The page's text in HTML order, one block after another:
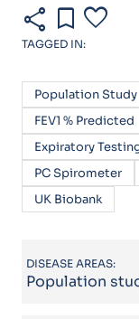
share bookmark favorite
TAGGED IN:
Population Study
FEV1 % Predicted
Expiratory
PC Spirometer
UK Biobank
DISEASE AREAS:
Population